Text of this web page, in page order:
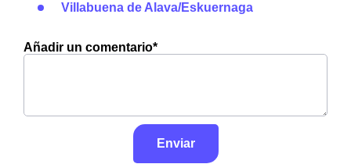
Villabuena de Alava/Eskuernaga
Añadir un comentario*
Enviar